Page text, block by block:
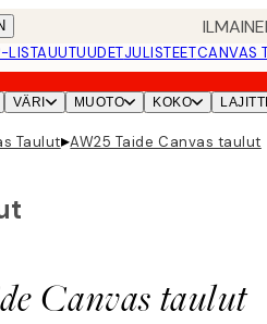
LISTAUUTUUDETJULISTEETCANVAS
VÄRI MUOTO KOKO
Taulut▸AW25 Taide Canvas taulut
Canvas taulut